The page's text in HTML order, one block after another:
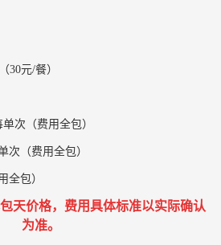
30元/餐）
次（费用全包）
次（费用全包）
全包）
天价格，费用具体标准以实际确认
为准。